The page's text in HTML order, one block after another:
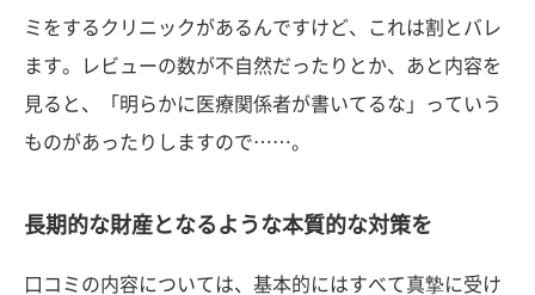
ミをするクリニックがあるんですけど、これは割とバレ
ます。レビューの数が不自然だったりとか、あと内容を
見ると、「明らかに医療関係者が書いてるな」っていう
ものがあったりしますので……。
長期的な財産となるような本質的な対策を
口コミの内容については、基本的にはすべて真摯に受け